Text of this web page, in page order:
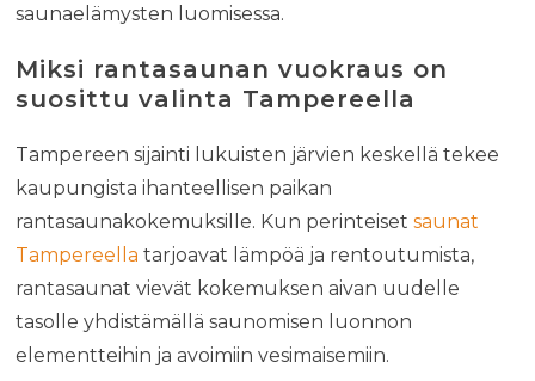
saunaelämysten luomisessa.
Miksi rantasaunan vuokraus on
suosittu valinta Tampereella
Tampereen sijainti lukuisten järvien keskellä tekee
kaupungista ihanteellisen paikan
rantasaunakokemuksille. Kun perinteisetsaunat
Tampereella tarjoavat lämpöä ja rentoutumista,
rantasaunat vievät kokemuksen aivan uudelle
tasolle yhdistämällä saunomisen luonnon
elementteihin ja avoimiin vesimaisemiin.